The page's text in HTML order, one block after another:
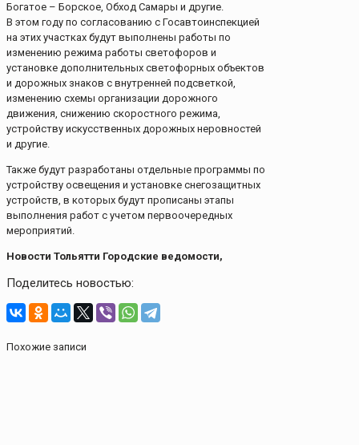
Богатое – Борское, Обход Самары и другие.
В этом году по согласованию с Госавтоинспекцией
на этих участках будут выполнены работы по
изменению режима работы светофоров и
установке дополнительных светофорных объектов
и дорожных знаков с внутренней подсветкой,
изменению схемы организации дорожного
движения, снижению скоростного режима,
устройству искусственных дорожных неровностей
и другие.
Также будут разработаны отдельные программы по
устройству освещения и установке снегозащитных
устройств, в которых будут прописаны этапы
выполнения работ с учетом первоочередных
мероприятий.
Новости Тольятти Городские ведомости,
Поделитесь новостью:
Похожие записи